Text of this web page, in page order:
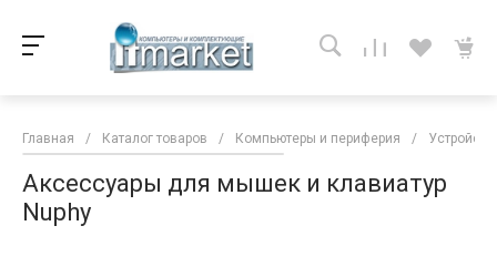
Главная / Каталог товаров / Компьютеры и периферия /
Аксессуары для мышек и клавиатур
Nuphy